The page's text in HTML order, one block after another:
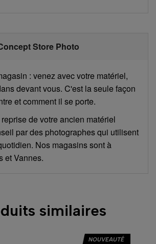
Store Photo
: venez avec votre matériel,
devant vous. C'est la seule façon
et comment il se porte.
de votre ancien matériel
par des photographes qui utilisent
Nos magasins sont à
et Vannes.
similaires
NOUVEAUTÉ